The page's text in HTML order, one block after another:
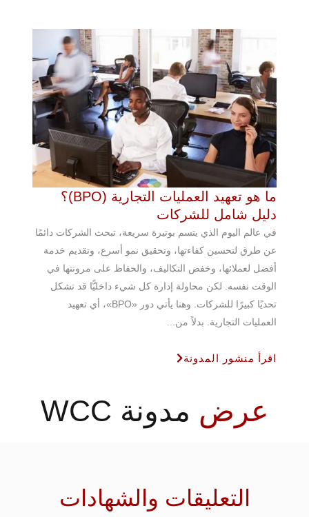
ما هو تعهيد العمليات التجارية (BPO)؟
دليل شامل للشركات
في عالم اليوم الذي يتسم بوتيرة سريعة، تبحث الشركات دائمًا
عن طرق لتحسين كفاءتها، وتحقيق نمو أسرع، وتقديم خدمة
أفضل لعملائها، وخفض التكاليف، والحفاظ على مرونتها في
الوقت نفسه. لكن محاولة إدارة كل شيء داخليًّا قد تشكل
تحديًا كبيرًا للشركات. وهنا يأتي دور «BPO»، أي تعهيد
العمليات التجارية. بدلاً من...
اقرأ منشور المدونة
عرض مدونة WCC
التعليقات والشهادات